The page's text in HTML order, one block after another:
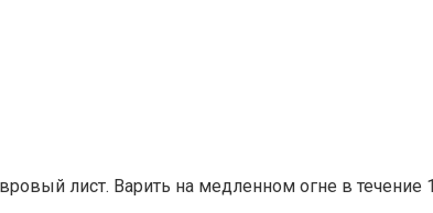
лист. Варить на медленном огне в течение